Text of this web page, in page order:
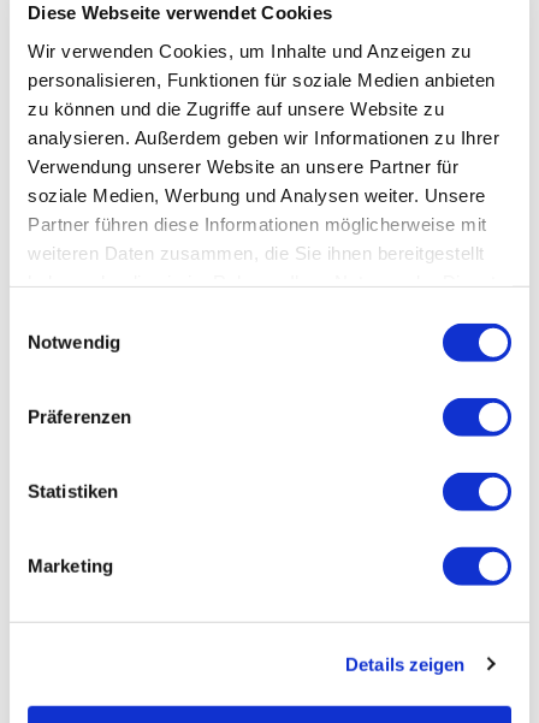
Diese Webseite verwendet Cookies
Wir verwenden Cookies, um Inhalte und Anzeigen zu
personalisieren, Funktionen für soziale Medien anbieten
zu können und die Zugriffe auf unsere Website zu
analysieren. Außerdem geben wir Informationen zu Ihrer
Verwendung unserer Website an unsere Partner für
soziale Medien, Werbung und Analysen weiter. Unsere
Partner führen diese Informationen möglicherweise mit
weiteren Daten zusammen, die Sie ihnen bereitgestellt
Notwendig
Präferenzen
Statistiken
Marketing
Details zeigen